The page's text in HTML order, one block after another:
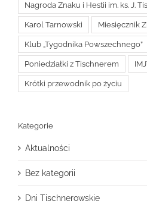
Nagroda Znaku i Hestii im. ks. J.
Karol Tarnowski Miesięcznik
Klub „Tygodnika Powszechnego”
Poniedziałki z Tischnerem
Krótki przewodnik po życiu
Kategorie
Aktualności
Bez kategorii
Dni Tischnerowskie